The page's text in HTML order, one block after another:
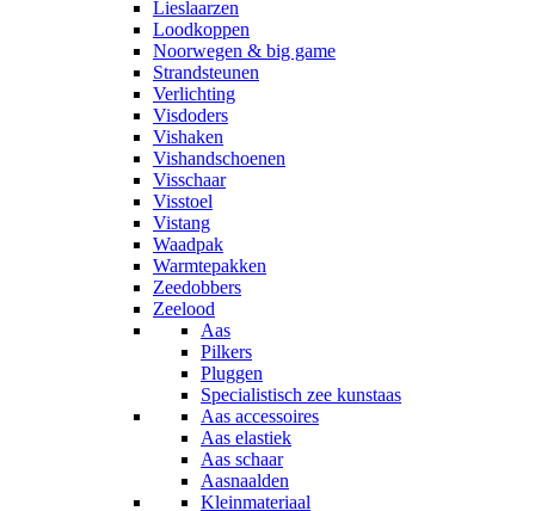
Lieslaarzen
Loodkoppen
Noorwegen & big game
Strandsteunen
Verlichting
Visdoders
Vishaken
Vishandschoenen
Visschaar
Visstoel
Vistang
Waadpak
Warmtepakken
Zeedobbers
Zeelood
Aas
Pilkers
Pluggen
Specialistisch zee kunstaas
Aas accessoires
Aas elastiek
Aas schaar
Aasnaalden
Kleinmateriaal